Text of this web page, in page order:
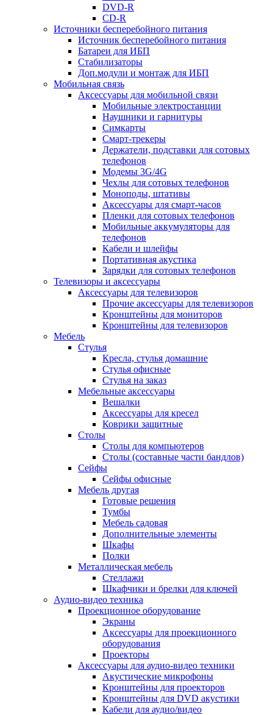
DVD-R
CD-R
Источники бесперебойного питания
Источник бесперебойного питания
Батареи для ИБП
Стабилизаторы
Доп.модули и монтаж для ИБП
Мобильная связь
Аксессуары для мобильной связи
Мобильные электростанции
Наушники и гарнитуры
Симкарты
Смарт-трекеры
Держатели, подставки для сотовых
телефонов
Модемы 3G/4G
Чехлы для сотовых телефонов
Моноподы, штативы
Аксессуары для смарт-часов
Пленки для сотовых телефонов
Мобильные аккумуляторы для
телефонов
Кабели и шлейфы
Портативная акустика
Зарядки для сотовых телефонов
Телевизоры и аксессуары
Аксессуары для телевизоров
Прочие аксессуары для телевизоров
Кронштейны для мониторов
Кронштейны для телевизоров
Мебель
Стулья
Кресла, стулья домашние
Стулья офисные
Стулья на заказ
Мебельные аксессуары
Вешалки
Аксессуары для кресел
Коврики защитные
Столы
Столы для компьютеров
Столы (составные части бандлов)
Сейфы
Сейфы офисные
Мебель другая
Готовые решения
Тумбы
Мебель садовая
Дополнительные элементы
Шкафы
Полки
Металлическая мебель
Стеллажи
Шкафчики и брелки для ключей
Аудио-видео техника
Проекционное оборудование
Экраны
Аксессуары для проекционного
оборудования
Проекторы
Аксессуары для аудио-видео техники
Акустические микрофоны
Кронштейны для проекторов
Кронштейны для DVD акустики
Кабели для аудио/видео